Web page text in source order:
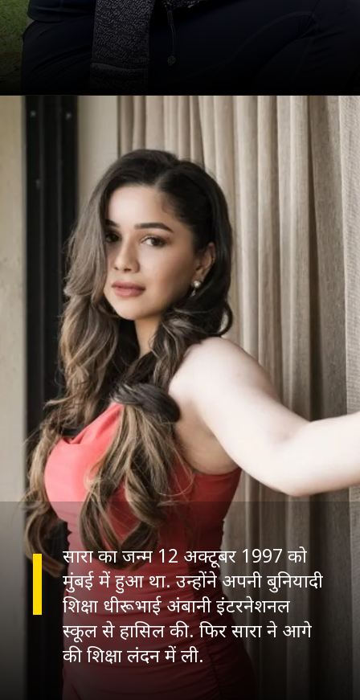
सारा का जन्म 12 अक्टूबर 1997 को
मुंबई में हुआ था. उन्होंने अपनी बुनियादी
शिक्षा धीरूभाई अंबानी इंटरनेशनल
स्कूल से हासिल की. फिर सारा ने आगे
की शिक्षा लंदन में ली.